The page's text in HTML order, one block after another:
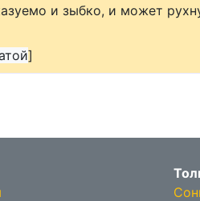
и зыбко, и может
]